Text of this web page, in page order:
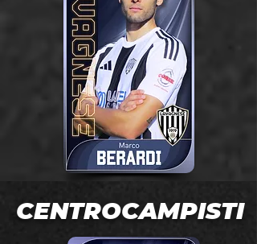
CENTROCAMPISTI